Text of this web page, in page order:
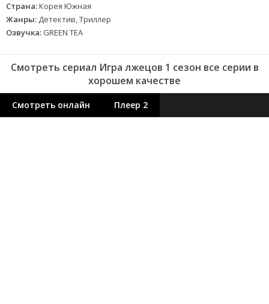
Страна:Корея Южная
Жанры: Детектив, Триллер
Озвучка: GREEN TEA
Смотреть сериал Игра лжецов 1 сезон все серии в
хорошем качестве
Смотреть онлайн Плеер 2